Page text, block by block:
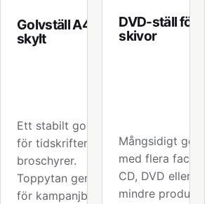
Golvställ A4 med
skylt
Ett stabilt golvställ
för tidskrifter och
broschyrer.
Toppytan ger plats
för kampanjbudskap
DVD-ställ för 32
skivor
Mångsidigt
med flera fack
CD, DVD eller
mindre produkter.